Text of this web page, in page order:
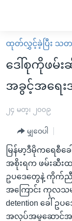
လွယ်ကူ
စေ
Link
များ
အကြောင်းအရာ
သို့
ကျော်
ကြည့်
မူလစာမျက်နှာ
မြန်မာ
ကမ္ဘာ့သတင်းများ
အစ္စရေး-ပါလက်စတို
ရပ်ဝန်းတခု လမ်း
အင်္ဂလိပ်စာလေ့လာ
အမေရိကန်သုံးအီ
မကြေးမုံရဲ့ အင်္ဂလိ
ရုပ်ရှင်ထဲက အင်္ဂလိပ်
အပတ်စဉ်ကဏ္ဍများ
ရေဒီယို
တီဗွီ
ရေဒီယိုနှင့်ရုပ်သံ အ
ရေဒီယို/တီဗွီအစီအ
ထုတ်လွှင့်ခဲ့ပြီး သတင်
ဒေါ်စုကိုဖမ်
အခွင့်အရေ
၂၄ မတ္၊ ၂၀၀၉
မျှဝေပါ
မြန်မာ့ဒီမိုကရေစီခ
အစိုးရက ဖမ်းဆီးထ
ဥပဒေတွေနဲ့ ကို
အကြောင်း ကုလသမ
detention ခေါ် ဥ
အလုပ်အမှုဆောင်